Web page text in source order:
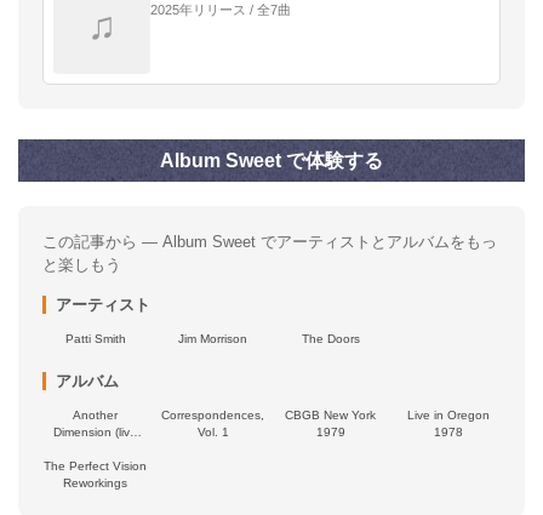
♫ 2025年リリース / 全7曲
Album Sweet で体験する
この記事から — Album Sweet でアーティストとアルバムをもっ
と楽しもう
アーティスト
Patti Smith Jim Morrison The Doors
アルバム
Another
Dimension (live
Correspondences,
Vol. 1
CBGB New York
1979
Live in Oregon
1978
The Perfect Vision
Reworkings